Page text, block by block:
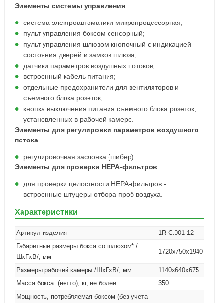
Элементы системы управления
система электроавтоматики микропроцессорная;
пульт управления боксом сенсорный;
пульт управления шлюзом кнопочный с индикацией
состояния дверей и замков шлюза;
датчики параметров воздушных потоков;
встроенный кабель питания;
отдельные предохранители для вентиляторов и
съемного блока розеток;
кнопка выключения питания съемного блока розеток,
установленных в рабочей камере.
Элементы для регулировки параметров воздушного
потока
регулировочная заслонка (шибер).
Элементы для проверки НЕРА-фильтров
для проверки целостности НЕРА-фильтров -
встроенные штуцеры отбора проб воздуха.
Характеристики
Артикул изделия
1R-C.001-12
Габаритные размеры бокса со шлюзом* /
ШхГхВ/, мм
1720х750х1940
Размеры рабочей камеры /ШхГхВ/, мм
1140х640х675
Масса бокса (нетто), кг, не более
350
Мощность, потребляемая боксом (без учета